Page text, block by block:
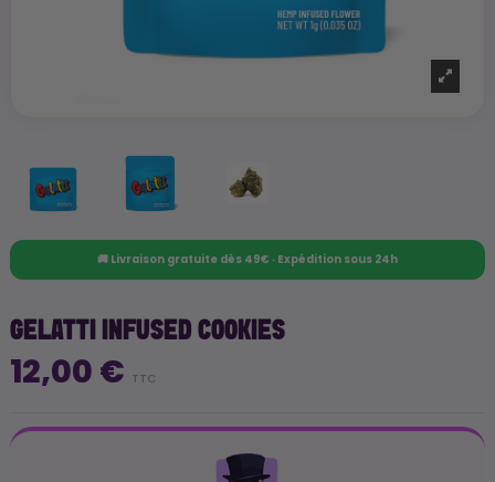
🚚 Livraison gratuite dès 49€ · Expédition sous 24h
GELATTI INFUSED COOKIES
12,00 € TTC